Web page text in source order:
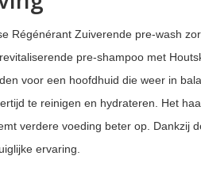
Régénérant Zuiverende pre-wash
pre-shampoo met
voor een hoofdhuid die weer in
te reinigen en hydrateren. Het
verdere voeding beter op. Dankzij
ervaring.